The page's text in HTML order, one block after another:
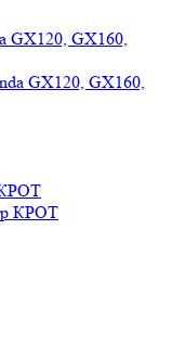
GX120, GX160,
КРОТ